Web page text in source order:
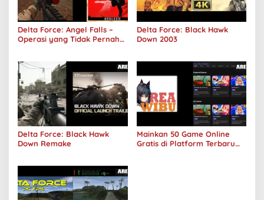
Delta Force: Angel Falls –
Operasi yang Tidak Pernah
Delta Force: Black Hawk
Down 2003
Delta Force: Black Hawk
Down Remake
Mainkan 50 Game Online
Gratis di Platform Terbaru